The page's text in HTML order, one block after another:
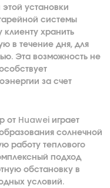
установки
системы
хранить
в течение дня, для
Эта возможность не
за счет
Huawei играет
солнечной
работу теплового
подход
обстановку в
условий.